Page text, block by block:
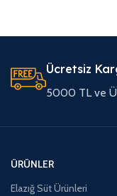
Ücretsiz
5000 TL ve
ÜRÜNLER
Elazığ Süt Ürünleri